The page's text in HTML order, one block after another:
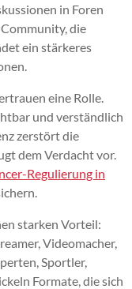
in Foren
die
ein stärkeres
eine Rolle.
und verständlich
zerstört die
dem Verdacht vor.
Regulierung in
starken Vorteil:
Videomacher,
Sportler,
Formate, die sich